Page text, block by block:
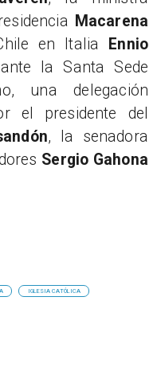
Macarena
en Italia Ennio
la Santa Sede
una delegación
el presidente del
, la senadora
Sergio Gahona
IGLESIA CATÓLICA